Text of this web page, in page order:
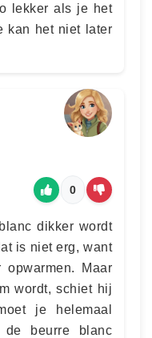
lekker als je het
kan het niet later
0
dikker wordt
is niet erg, want
Maar
wordt, schiet hij
je helemaal
de beurre blanc